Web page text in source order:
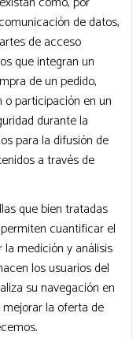
de datos,
de acceso
que integran un
de un pedido,
participación en un
durante la
para la difusión de
a través de
que bien tratadas
cuantificar el
medición y análisis
los usuarios del
su navegación en
la oferta de